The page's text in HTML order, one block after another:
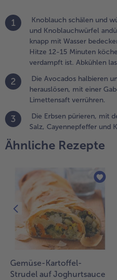
mit
1
Knoblauch schälen und
und Knoblauchwürfel
knapp mit Wasser
Hitze 12-15 Minuten
verdampft ist. Abkühlen
2
Die Avocados halbieren
herauslösen, mit einer
Limettensaft verrühren.
3
Die Erbsen pürieren, mit
Salz, Cayennepfeffer und
Ähnliche Rezepte
Gemüse-Kartoffel-
Strudel auf Joghurtsauce